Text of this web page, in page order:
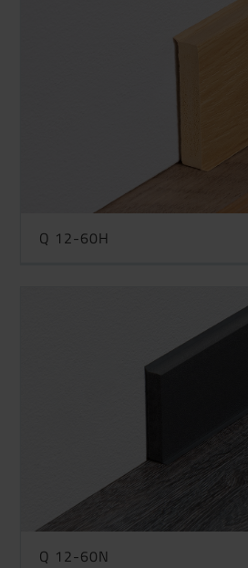
Q 12-60H
Q 12-60N